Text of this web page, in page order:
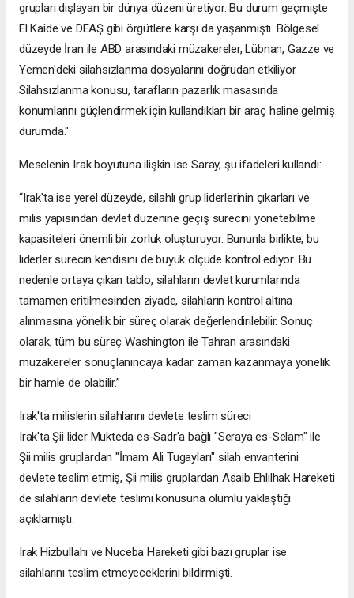
grupları dışlayan bir dünya düzeni üretiyor. Bu durum geçmişte
El Kaide ve DEAŞ gibi örgütlere karşı da yaşanmıştı. Bölgesel
düzeyde İran ile ABD arasındaki müzakereler, Lübnan, Gazze ve
Yemen'deki silahsızlanma dosyalarını doğrudan etkiliyor.
Silahsızlanma konusu, tarafların pazarlık masasında
konumlarını güçlendirmek için kullandıkları bir araç haline gelmiş
durumda."
Meselenin Irak boyutuna ilişkin ise Saray, şu ifadeleri kullandı:
“Irak'ta ise yerel düzeyde, silahlı grup liderlerinin çıkarları ve
milis yapısından devlet düzenine geçiş sürecini yönetebilme
kapasiteleri önemli bir zorluk oluşturuyor. Bununla birlikte, bu
liderler sürecin kendisini de büyük ölçüde kontrol ediyor. Bu
nedenle ortaya çıkan tablo, silahların devlet kurumlarında
tamamen eritilmesinden ziyade, silahların kontrol altına
alınmasına yönelik bir süreç olarak değerlendirilebilir. Sonuç
olarak, tüm bu süreç Washington ile Tahran arasındaki
müzakereler sonuçlanıncaya kadar zaman kazanmaya yönelik
bir hamle de olabilir.”
Irak'ta milislerin silahlarını devlete teslim süreci
Irak'ta Şii lider Mukteda es-Sadr'a bağlı "Seraya es-Selam" ile
Şii milis gruplardan "İmam Ali Tugayları" silah envanterini
devlete teslim etmiş, Şii milis gruplardan Asaib Ehlilhak Hareketi
de silahların devlete teslimi konusuna olumlu yaklaştığı
açıklamıştı.
Irak Hizbullahı ve Nuceba Hareketi gibi bazı gruplar ise
silahlarını teslim etmeyeceklerini bildirmişti.